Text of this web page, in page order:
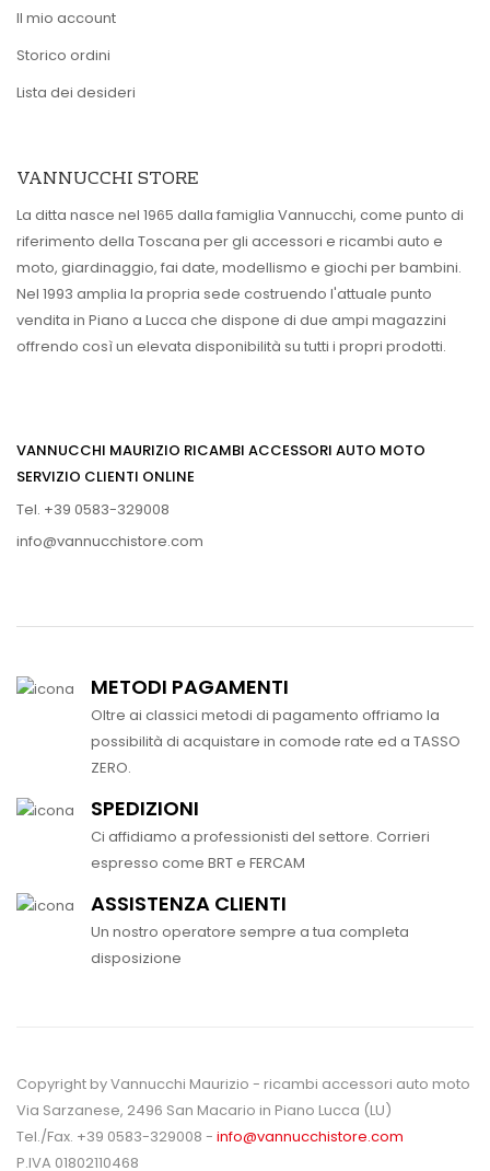
Il mio account
Storico ordini
Lista dei desideri
VANNUCCHI STORE
La ditta nasce nel 1965 dalla famiglia Vannucchi, come punto di
riferimento della Toscana per gli accessori e ricambi auto e
moto, giardinaggio, fai date, modellismo e giochi per bambini.
Nel 1993 amplia la propria sede costruendo l'attuale punto
vendita in Piano a Lucca che dispone di due ampi magazzini
offrendo così un elevata disponibilità su tutti i propri prodotti.
VANNUCCHI MAURIZIO RICAMBI ACCESSORI AUTO MOTO
SERVIZIO CLIENTI ONLINE
Tel. +39 0583-329008
info@vannucchistore.com
METODI PAGAMENTI
Oltre ai classici metodi di pagamento offriamo la
possibilità di acquistare in comode rate ed a TASSO
ZERO.
SPEDIZIONI
Ci affidiamo a professionisti del settore. Corrieri
espresso come BRT e FERCAM
ASSISTENZA CLIENTI
Un nostro operatore sempre a tua completa
disposizione
Copyright by Vannucchi Maurizio - ricambi accessori auto moto
Via Sarzanese, 2496 San Macario in Piano Lucca (LU)
Tel./Fax. +39 0583-329008 - info@vannucchistore.com
P.IVA 01802110468